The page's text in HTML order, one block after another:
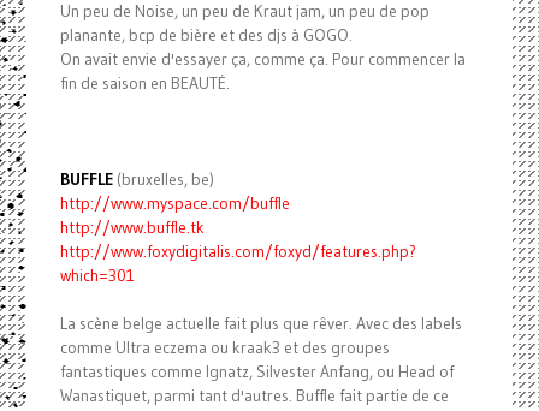
Un peu de Noise, un peu de Kraut jam, un peu de pop
planante, bcp de bière et des djs à GOGO.
On avait envie d'essayer ça, comme ça. Pour commencer la
fin de saison en BEAUTÉ.
BUFFLE(bruxelles, be)
http://www.myspace.com/buffle
http://www.buffle.tk
http://www.foxydigitalis.com/foxyd/features.php?
which=301
La scène belge actuelle fait plus que rêver. Avec des labels
comme Ultra eczema ou kraak3 et des groupes
fantastiques comme Ignatz, Silvester Anfang, ou Head of
Wanastiquet, parmi tant d'autres. Buffle fait partie de ce